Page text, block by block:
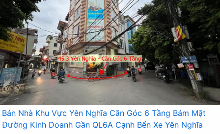
Bán Nhà Khu Vực Yên Nghĩa Căn Góc 6 Tầng Bám Mặt
Đường Kinh Doanh Gần QL6A Cạnh Bến Xe Yên Nghĩa